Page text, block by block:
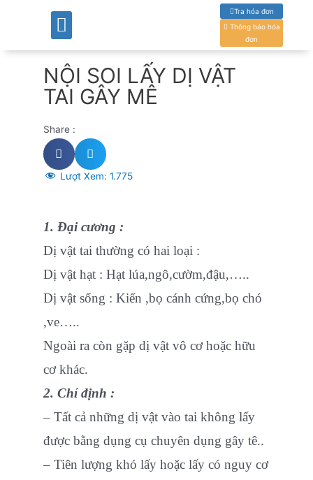
Tra hóa đơn
Thông báo hóa
đơn
NỘI SOI LẤY DỊ VẬT
TAI GÂY MÊ
Share :
Lượt Xem: 1.775
1. Đại cương :
Dị vật tai thường có hai loại :
Dị vật hạt : Hạt lúa,ngô,cườm,đậu,…..
Dị vật sống : Kiến ,bọ cánh cứng,bọ chó
,ve…..
Ngoài ra còn gặp dị vật vô cơ hoặc hữu
cơ khác.
2. Chỉ định :
– Tất cả những dị vật vào tai không lấy
được bằng dụng cụ chuyên dụng gây tê..
– Tiên lượng khó lấy hoặc lấy có nguy cơ